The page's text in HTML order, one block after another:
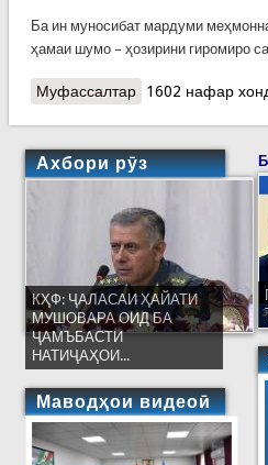
Ба ин муносибат мардуми
ҳамаи шумо – ҳозирини гиромиро
Муфассалтаро Суханронӣ дар
1602 нафар
Ахбори рӯз
КҲФ: ҶАЛАСАИ ҲАЙАТИ
МУШОВАРА ОИД БА
ҶАМЪБАСТИ
НАТИҶАҲОИ...
Маводҳои видеоӣ